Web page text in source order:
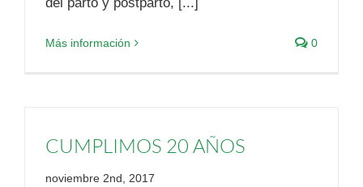
Más información 0
CUMPLIMOS 20 AÑOS
noviembre 2nd, 2017